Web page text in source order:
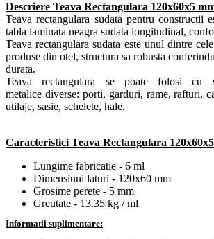
Descriere Teava Rectangulara 120x60x5
Teava rectangulara sudata pentru constructii
tabla laminata neagra sudata longitudinal,
Teava rectangulara sudata este unul dintre
produse din otel, structura sa robusta
durata.
Teava rectangulara se poate folosi cu
metalice diverse: porti, garduri, rame, rafturi,
utilaje, sasie, schelete, hale.
Caracteristici Teava Rectangulara
Lungime fabricatie - 6 ml
Dimensiuni laturi - 120x60 mm
Grosime perete - 5 mm
Greutate - 13.35 kg / ml
Informatii suplimentare: